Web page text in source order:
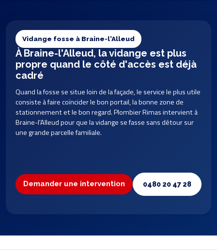
Vidange fosse à Braine-l'Alleud
À Braine-l'Alleud, la vidange est plus
propre quand le côté d'accès est déjà
cadré
Quand la fosse se situe loin de la façade, le service le plus utile
consiste à faire coïncider le bon portail, la bonne zone de
stationnement et le bon regard. Plombier Rimas intervient à
Braine-l'Alleud pour que la vidange se fasse sans détour sur
une grande parcelle familiale.
Demander une intervention 0480 20 47 28